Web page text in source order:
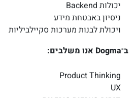
יכולות Backend
ניסיון באבטחת מידע
ויכולת לבנות מערכות סקיילביליות
ב־Dogma אנו משלבים:
Product Thinking
UX